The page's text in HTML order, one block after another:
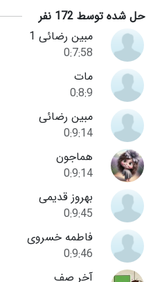
حل شده توسط 172 نفر
مبین رضائی 1
0:7:58
مات
0:8:9
مبین رضائی
0:9:14
هماجون
0:9:14
بهروز قدیمی
0:9:45
فاطمه خسروی
0:9:46
آخر صف